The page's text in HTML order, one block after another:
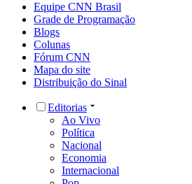
Equipe CNN Brasil
Grade de Programação
Blogs
Colunas
Fórum CNN
Mapa do site
Distribuição do Sinal
Editorias
Ao Vivo
Política
Nacional
Economia
Internacional